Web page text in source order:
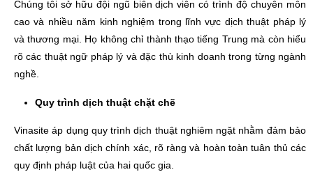
Chúng tôi sở hữu đội ngũ biên dịch viên có trình độ chuyên môn
cao và nhiều năm kinh nghiệm trong lĩnh vực dịch thuật pháp lý
và thương mại. Họ không chỉ thành thạo tiếng Trung mà còn hiểu
rõ các thuật ngữ pháp lý và đặc thù kinh doanh trong từng ngành
nghề.
Quy trình dịch thuật chặt chẽ
Vinasite áp dụng quy trình dịch thuật nghiêm ngặt nhằm đảm bảo
chất lượng bản dịch chính xác, rõ ràng và hoàn toàn tuân thủ các
quy định pháp luật của hai quốc gia.